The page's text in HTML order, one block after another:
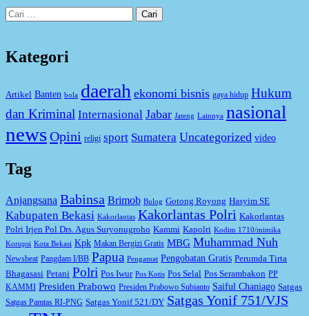
Cari
untuk:
Kategori
Artikel Banten bola daerah ekonomi bisnis gaya hidup Hukum
dan Kriminal Internasional Jabar Jateng Lainnya nasional
newsOpini religi sport Sumatera Uncategorized video
Tag
Anjangsana Babinsa Brimob Bulog Gotong Royong Hasyim SE
Kabupaten Bekasi Kakorlantas Kakorlantas Polri Kakorlantas
Polri Irjen Pol Drs. Agus Suryonugroho Kammi Kapolri Kodim 1710/mimika
Korupsi Kota Bekasi Kpk Makan Bergizi Gratis MBG Muhammad Nuh
Newsbeat Pangdam I/BB Papua Pengamat Pengobatan Gratis Perumda Tirta
Bhagasasi Petani Polri Pos Iwur Pos Kotis Pos Selal Pos Serambakon PP
KAMMI Presiden Prabowo Presiden Prabowo Subianto Saiful Chaniago Satgas
Satgas Pamtas RI-PNG Satgas Yonif 521/DY Satgas Yonif 751/VJS